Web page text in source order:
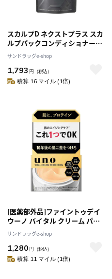
スカルプD ネクストプラス スカ
ルプパックコンディショナー
[すべての肌用] つめかえ用
300g
サンドラッグe-shop
1,793 円 （税込）
積算 16 マイル (1倍)
[医薬部外品]ファイントゥデイ
ウーノ バイタル クリーム パー
フェクション 90g
サンドラッグe-shop
1,280 円 （税込）
積算 11 マイル (1倍)